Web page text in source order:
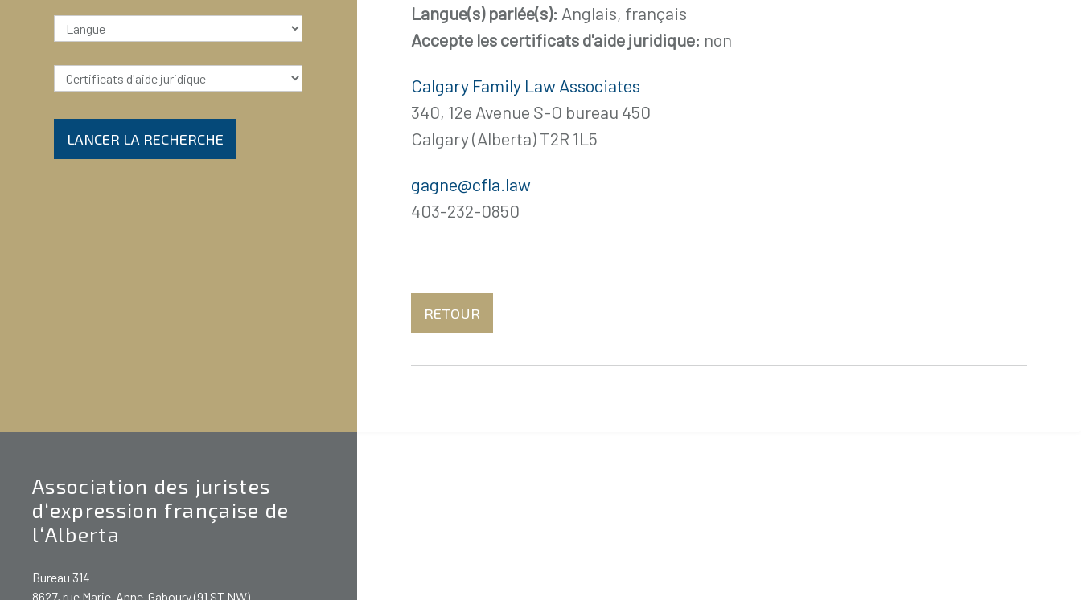
LANCER LA RECHERCHE
Langue(s) parlée(s): Anglais, français
Accepte les certificats d'aide juridique: non
Calgary Family Law Associates
340, 12e Avenue S-O bureau 450
Calgary (Alberta) T2R 1L5
gagne@cfla.law
403-232-0850
RETOUR
Association des juristes
d‘expression française de
l‘Alberta
Bureau 314
8627, rue Marie-Anne-Gaboury (91 ST NW)